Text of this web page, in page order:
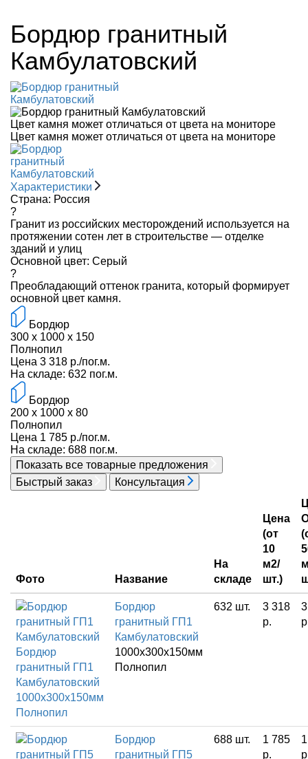
Бордюр гранитный
Камбулатовский
Цвет камня может отличаться от цвета на мониторе
Цвет камня может отличаться от цвета на мониторе
Характеристики
Страна: Россия
?
Гранит из российских месторождений используется на
протяжении сотен лет в строительстве — отделке
зданий и улиц
Основной цвет: Серый
?
Преобладающий оттенок гранита, который формирует
основной цвет камня.
Бордюр
300 x 1000 x 150
Полнопил
Цена 3 318 р./пог.м.
На складе: 632 пог.м.
Бордюр
200 x 1000 x 80
Полнопил
Цена 1 785 р./пог.м.
На складе: 688 пог.м.
Показать все товарные предложения
Быстрый заказ
Консультация
Фото Название
На
складе
Цена
(от
10
м2/
шт.)
Бордюр
гранитный ГП1
Камбулатовский
1000x300x150мм
Полнопил
Бордюр
гранитный ГП1
Камбулатовский
1000x300x150мм
Полнопил
632 шт.
3 318
р.
Бордюр
гранитный ГП5
688 шт.
1 785
р.